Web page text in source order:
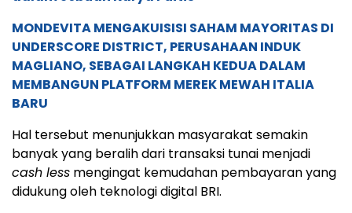
MONDEVITA MENGAKUISISI SAHAM MAYORITAS DI
UNDERSCORE DISTRICT, PERUSAHAAN INDUK
MAGLIANO, SEBAGAI LANGKAH KEDUA DALAM
MEMBANGUN PLATFORM MEREK MEWAH ITALIA
BARU
Hal tersebut menunjukkan masyarakat semakin
banyak yang beralih dari transaksi tunai menjadi
cash less mengingat kemudahan pembayaran yang
didukung oleh teknologi digital BRI.